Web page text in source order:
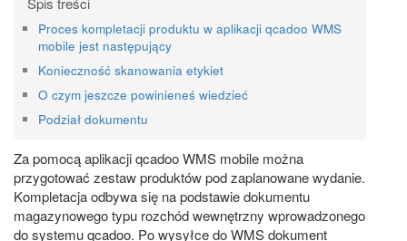
Proces kompletacji produktu w aplikacji qcadoo WMS
mobile jest następujący
Konieczność skanowania etykiet
O czym jeszcze powinieneś wiedzieć
Podział dokumentu
Za pomocą aplikacji qcadoo WMS mobile można
przygotować zestaw produktów pod zaplanowane wydanie.
Kompletacja odbywa się na podstawie dokumentu
magazynowego typu rozchód wewnętrzny wprowadzonego
do systemu qcadoo. Po wysyłce do WMS dokument